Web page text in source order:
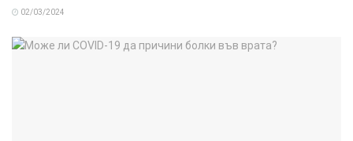
02/03/2024